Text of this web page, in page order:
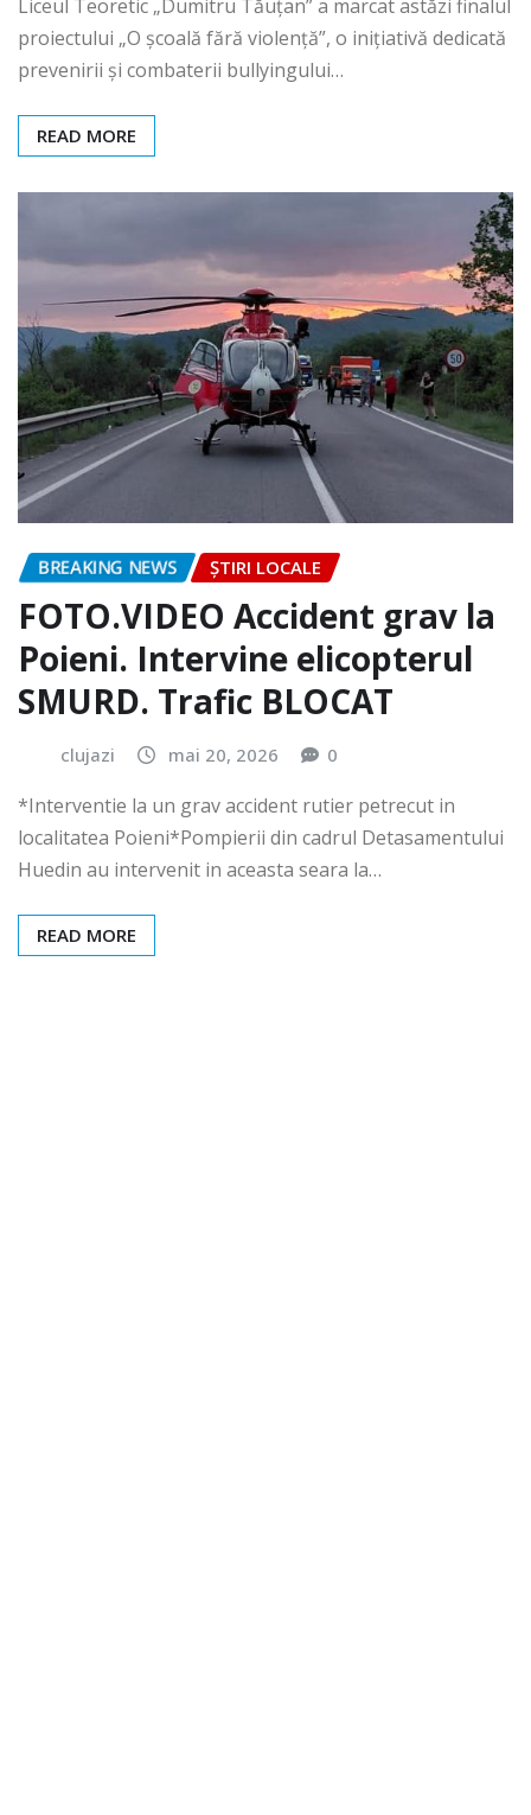
Liceul Teoretic „Dumitru Tăuțan” a marcat astăzi finalul
proiectului „O școală fără violență”, o inițiativă dedicată
prevenirii și combaterii bullyingului…
READ MORE
BREAKING NEWS ȘTIRI LOCALE
FOTO.VIDEO Accident grav la
Poieni. Intervine elicopterul
SMURD. Trafic BLOCAT
clujazi mai 20, 2026 0
*Interventie la un grav accident rutier petrecut in
localitatea Poieni*Pompierii din cadrul Detasamentului
Huedin au intervenit in aceasta seara la…
READ MORE